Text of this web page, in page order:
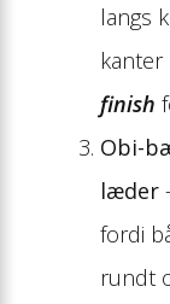
langs
finish
Obi-
læder
fordi
rundt